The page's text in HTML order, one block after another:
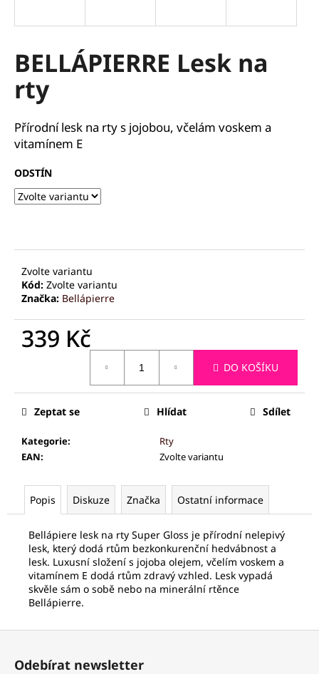
BELLÁPIERRE Lesk na
rty
Přírodní lesk na rty s jojobou, včelám voskem a
vitamínem E
ODSTÍN
Zvolte variantu
Kód: Zvolte variantu
Značka: Bellápierre
339 Kč
DO KOŠÍKU
Kategorie:
Rty
EAN: Zvolte variantu
Zeptat se Hlídat Sdílet
Popis Diskuze Značka Ostatní informace
Bellápiere lesk na rty Super Gloss je přírodní nelepivý
lesk, který dodá rtům bezkonkurenční hedvábnost a
lesk. Luxusní složení s jojoba olejem, včelím voskem a
vitamínem E dodá rtům zdravý vzhled. Lesk vypadá
skvěle sám o sobě nebo na minerální rtěnce
Bellápierre.
í
t
?
o
u
č
u
PALSAR7
CESTOVNÍ
Z
Odebírat newsletter